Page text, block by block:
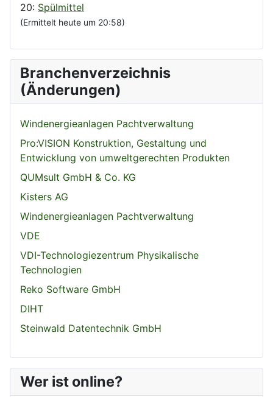
20: Spülmittel
(Ermittelt heute um 20:58)
Branchenverzeichnis
(Änderungen)
Windenergieanlagen Pachtverwaltung
Pro:VISION Konstruktion, Gestaltung und
Entwicklung von umweltgerechten Produkten
QUMsult GmbH & Co. KG
Kisters AG
Windenergieanlagen Pachtverwaltung
VDE
VDI-Technologiezentrum Physikalische
Technologien
Reko Software GmbH
DIHT
Steinwald Datentechnik GmbH
Wer ist online?